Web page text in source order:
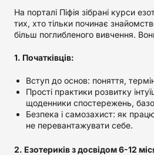
На порталі Піфія зібрані курси
тих, хто тільки починає
більш поглибленого вивчення.
1. Початківців:
Вступ до основ: поняття,
Прості практики розвитку
щоденники спостережень,
Безпека і самозахист: як
не перевантажувати себе.
2. Езотериків з досвідом 6-12